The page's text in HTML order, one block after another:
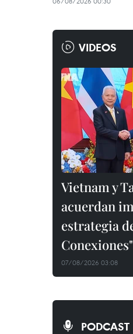
VIDEOS
Vietnam y
acuerdan
estrategia
Conexiones"
07/08/2026 03:08
PODCAST